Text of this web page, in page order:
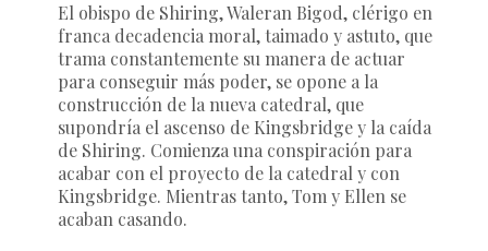
El obispo de Shiring, Waleran Bigod, clérigo en
franca decadencia moral, taimado y astuto, que
trama constantemente su manera de actuar
para conseguir más poder, se opone a la
construcción de la nueva catedral, que
supondría el ascenso de Kingsbridge y la caída
de Shiring. Comienza una conspiración para
acabar con el proyecto de la catedral y con
Kingsbridge. Mientras tanto, Tom y Ellen se
acaban casando.